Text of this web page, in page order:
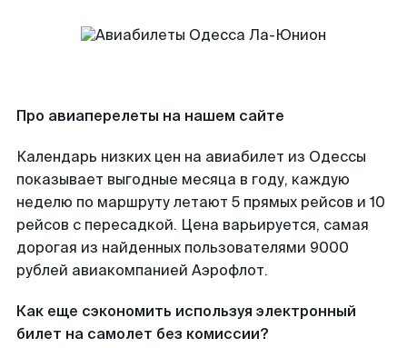
Про авиаперелеты на нашем сайте
Календарь низких цен на авиабилет из Одессы
показывает выгодные месяца в году, каждую
неделю по маршруту летают 5 прямых рейсов и 10
рейсов с пересадкой. Цена варьируется, самая
дорогая из найденных пользователями 9000
рублей авиакомпанией Аэрофлот.
Как еще сэкономить используя электронный
билет на самолет без комиссии?